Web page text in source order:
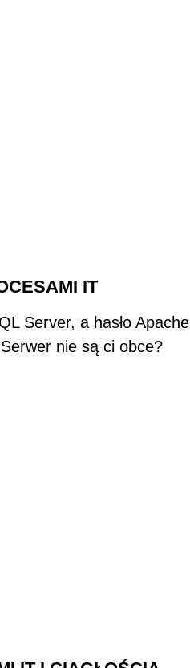
IT
Server, a hasło Apache
nie są ci obce?